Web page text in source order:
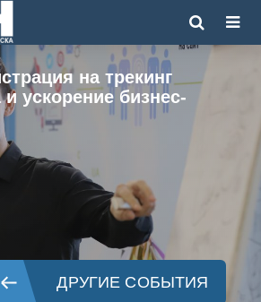
на трекинг
и ускорение бизнес-
ДРУГИЕ СОБЫТИЯ